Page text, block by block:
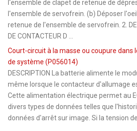
l'ensemble de clapet de retenue de
l'ensemble de servofrein. (b) Déposer
retenue de l'ensemble de servofrein. 2.
DE CONTACTEUR D ...
Court-circuit à la masse ou coupure dans
de système (P056014)
DESCRIPTION La batterie alimente le
même lorsque le contacteur d'allumage
Cette alimentation électrique permet au
divers types de données telles que
données d'arrêt sur image. Si la tension de